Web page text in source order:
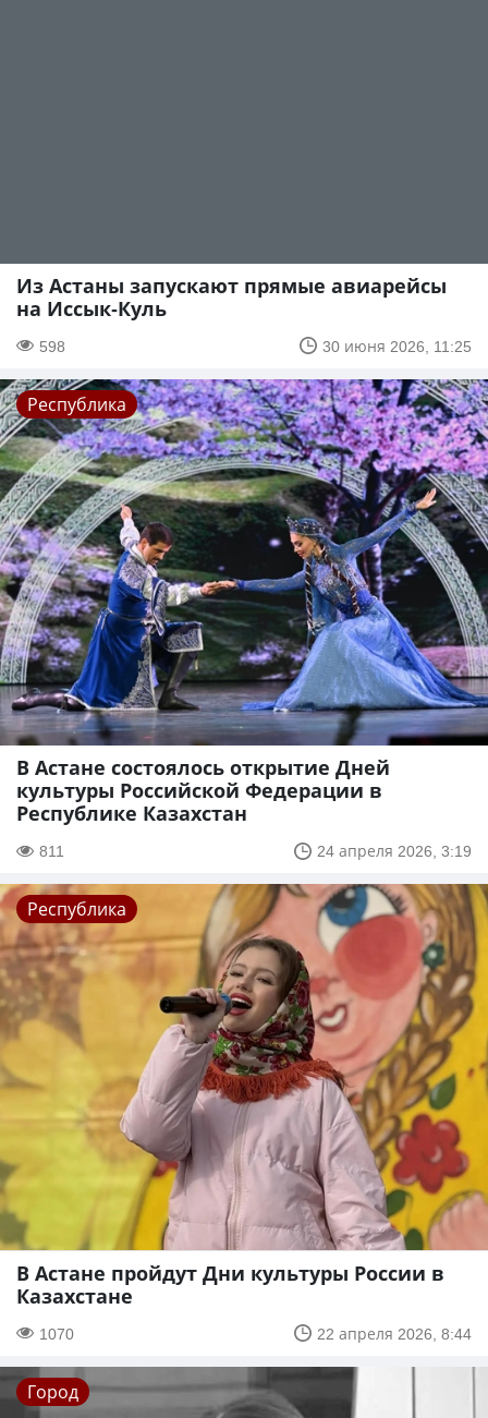
Из Астаны запускают прямые авиарейсы
на Иссык-Куль
598 30 июня 2026, 11:25
Республика
В Астане состоялось открытие Дней
культуры Российской Федерации в
Республике Казахстан
811 24 апреля 2026, 3:19
Республика
В Астане пройдут Дни культуры России в
Казахстане
1070 22 апреля 2026, 8:44
Город